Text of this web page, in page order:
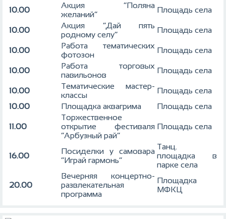
10.00
Акция “Поляна
желаний”
Площадь села
10.00
Акция “Дай пять
родному селу”
Площадь села
10.00
Работа тематических
фотозон
Площадь села
10.00
Работа торговых
павильонов
Площадь села
10.00
Тематические мастер-
классы
Площадь села
10.00
Площадка аквагрима Площадь села
11.00
Торжественное
открытие фестиваля
“Арбузный рай”
Площадь села
16.00
Посиделки у самовара
“Играй гармонь”
Танц.
площадка в
парке села
20.00
Вечерняя концертно-
развлекательная
программа
Площадка
МФКЦ